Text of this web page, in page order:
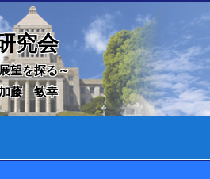
究会
望を探る～
藤 敏幸